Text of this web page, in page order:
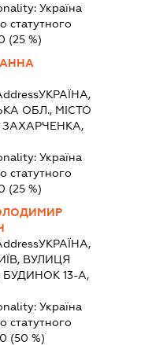
Україна
статутного
(25 %)
УКРАЇНА,
ОБЛ., МІСТО
ЗАХАРЧЕНКА,
Україна
статутного
(25 %)
УКРАЇНА,
ВУЛИЦЯ
БУДИНОК 13-А,
Україна
статутного
(50 %)